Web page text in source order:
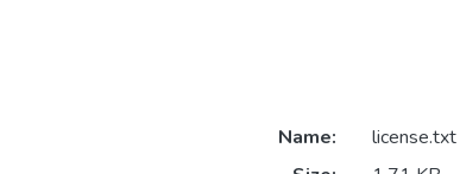
Name:
license.txt